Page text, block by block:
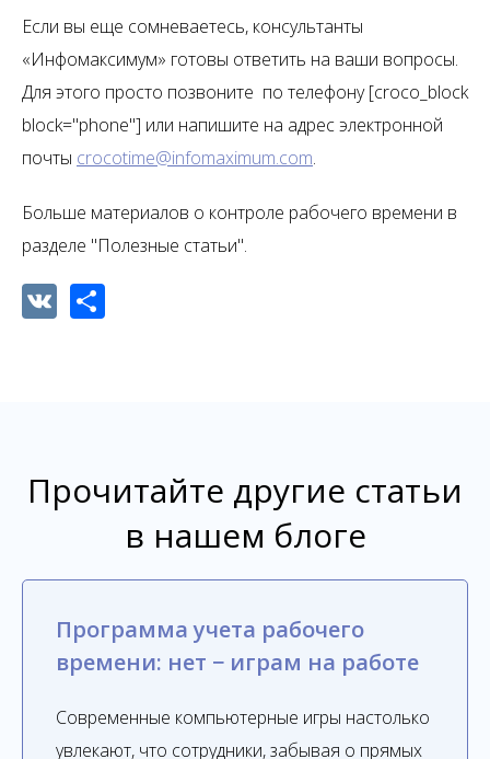
Если вы еще сомневаетесь, консультанты
«Инфомаксимум» готовы ответить на ваши вопросы.
Для этого просто позвоните по телефону [croco_block
block="phone"] или напишите на адрес электронной
почты crocotime@infomaximum.com.
Больше материалов о контроле рабочего времени в
разделе "Полезные статьи".
VK Share
Прочитайте другие статьи
в нашем блоге
Программа учета рабочего
времени: нет − играм на работе
Современные компьютерные игры настолько
увлекают, что сотрудники, забывая о прямых